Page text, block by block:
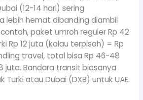
(12-14 hari) sering
lebih hemat dibanding diambil
paket umroh reguler Rp 42
Rp 12 juta (kalau terpisah) = Rp
travel, total bisa Rp 46-48
juta. Bandara transit biasanya
Turki atau Dubai (DXB) untuk UAE.